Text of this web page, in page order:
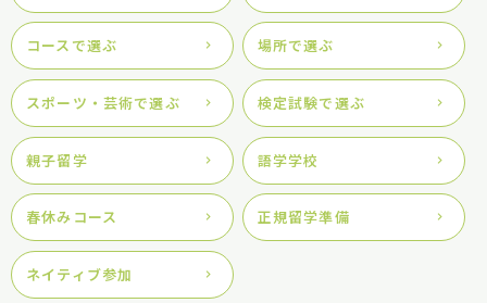
コースで選ぶ 場所で選ぶ
スポーツ・芸術で選ぶ 検定試験で選ぶ
親子留学 語学学校
春休みコース 正規留学準備
ネイティブ参加